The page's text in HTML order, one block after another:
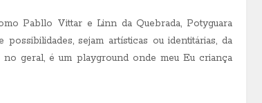
Pabllo Vittar e Linn da Quebrada, Potyguara
sejam artísticas ou identitárias, da
no geral, é um playground onde meu Eu criança